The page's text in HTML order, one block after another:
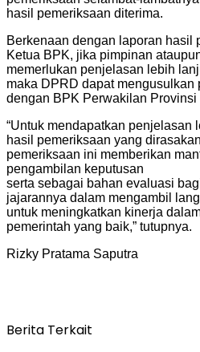
hasil pemeriksaan diterima.
Berkenaan dengan laporan hasil
Ketua BPK, jika pimpinan
memerlukan penjelasan lebih
maka DPRD dapat mengusulkan
dengan BPK Perwakilan Provinsi
“Untuk mendapatkan penjelasan
hasil pemeriksaan yang
pemeriksaan ini memberikan
pengambilan keputusan
serta sebagai bahan evaluasi
jajarannya dalam mengambil
untuk meningkatkan kinerja
pemerintah yang baik,” tutupnya.
Rizky Pratama Saputra
Berita Terkait